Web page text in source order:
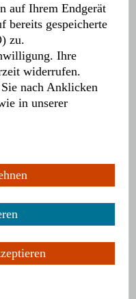
auf Ihrem Endgerät
bereits gespeicherte
zu.
Ihre
widerrufen.
nach Anklicken
in unserer